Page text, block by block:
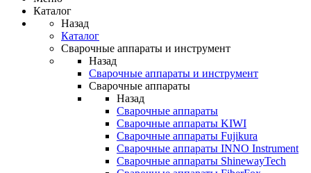
Каталог
Назад
Каталог
Сварочные аппараты и инструмент
Назад
Сварочные аппараты и инструмент
Сварочные аппараты
Назад
Сварочные аппараты
Сварочные аппараты KIWI
Сварочные аппараты Fujikura
Сварочные аппараты INNO Instrument
Сварочные аппараты ShinewayTech